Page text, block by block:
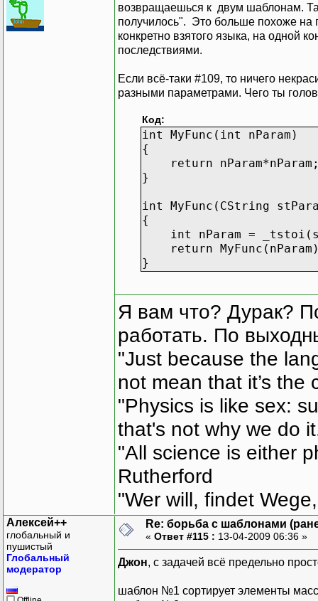
возвращаешься к двум шаблонам.
получилось". Это больше похоже на
конкретно взятого языка, на одной
последствиями.
Если всё-таки #109, то ничего
разными параметрами. Чего ты
Код:
int MyFunc(int nParam)
{
return
}
int MyFunc(CString
{
int nParam =
return
}
Я вам что? Дурак?
работать. По
"Just because the
not mean that it’s the
"Physics is like sex:
that's not why we do
"All science is either
Rutherford
"Wer will, findet
Алексей++
глобальный и
пушистый
Глобальный
модератор
Re: борьба с шаблонами
« Ответ #115 : 13-04-2009 06:36 »
Джон, с задачей всё предельно
шаблон №1 сортирует элементы